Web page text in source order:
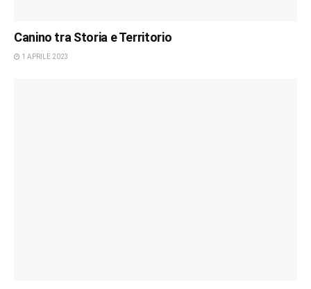
Canino tra Storia e Territorio
1 APRILE 2023